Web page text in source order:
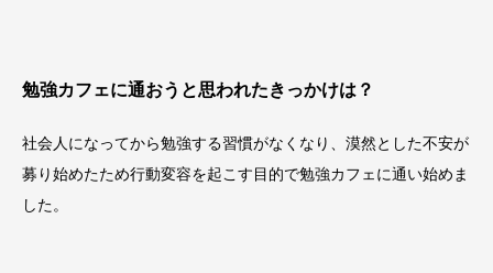
勉強カフェに通おうと思われたきっかけは？
社会人になってから勉強する習慣がなくなり、漠然とした不安が
募り始めたため行動変容を起こす目的で勉強カフェに通い始めま
した。